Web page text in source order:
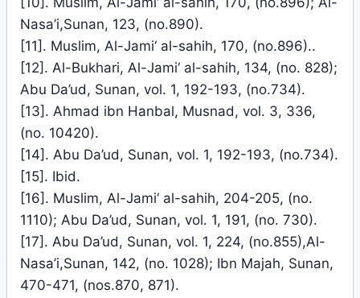
Nasa’i,Sunan, 123, (no.890).
[11]. Muslim, Al-Jami‘ al-sahih, 170, (no.896)..
[12]. Al-Bukhari, Al-Jami‘ al-sahih, 134, (no. 828);
Abu Da’ud, Sunan, vol. 1, 192-193, (no.734).
[13]. Ahmad ibn Hanbal, Musnad, vol. 3, 336,
(no. 10420).
[14]. Abu Da’ud, Sunan, vol. 1, 192-193, (no.734).
[15]. Ibid.
[16]. Muslim, Al-Jami‘ al-sahih, 204-205, (no.
1110); Abu Da’ud, Sunan, vol. 1, 191, (no. 730).
[17]. Abu Da’ud, Sunan, vol. 1, 224, (no.855),Al-
Nasa’i,Sunan, 142, (no. 1028); Ibn Majah, Sunan,
470-471, (nos.870, 871).